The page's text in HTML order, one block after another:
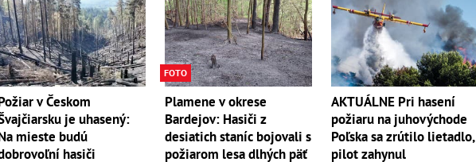
v Českom
je uhasený:
mieste budú
hasiči
FOTO
Plamene v okrese
Bardejov: Hasiči z
desiatich staníc bojovali s
požiarom lesa dlhých päť
AKTUÁLNE Pri hasení
požiaru na juhovýchode
Poľska sa zrútilo lietadlo,
pilot zahynul